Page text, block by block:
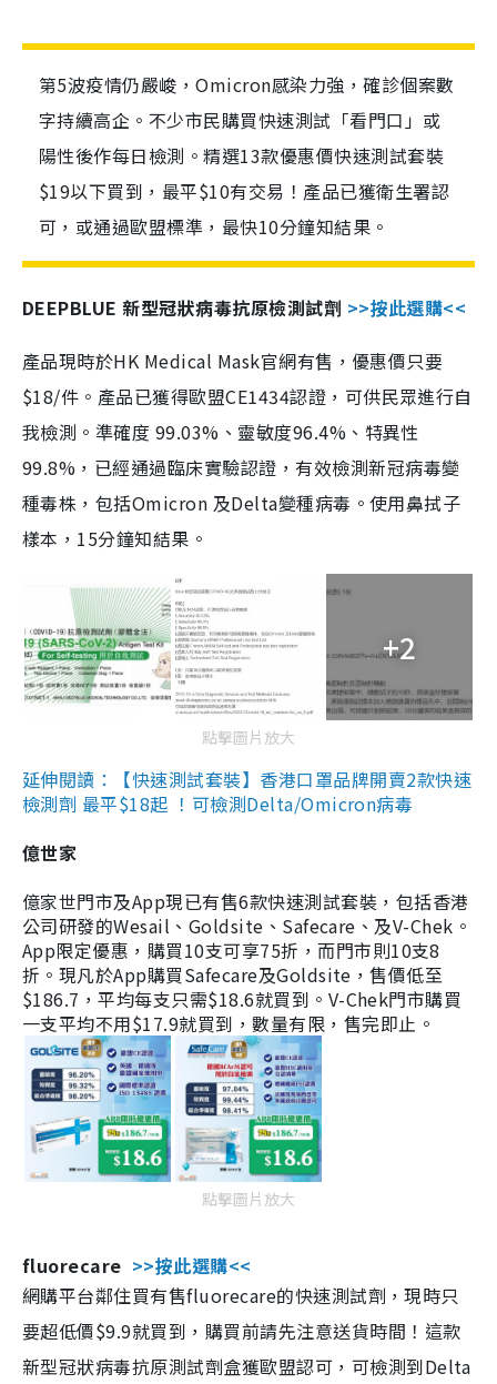
第5波疫情仍嚴峻，Omicron感染力強，確診個案數
字持續高企。不少市民購買快速測試「看門口」或
陽性後作每日檢測。精選13款優惠價快速測試套裝
$19以下買到，最平$10有交易！產品已獲衛生署認
可，或通過歐盟標準，最快10分鐘知結果。
DEEPBLUE 新型冠狀病毒抗原檢測試劑 >>按此選購<<
產品現時於HK Medical Mask官網有售，優惠價只要
$18/件。產品已獲得歐盟CE1434認證，可供民眾進行自
我檢測。準確度 99.03%、靈敏度96.4%、特異性
99.8%，已經通過臨床實驗認證，有效檢測新冠病毒變
種毒株，包括Omicron 及Delta變種病毒。使用鼻拭子
樣本，15分鐘知結果。
+2
點擊圖片放大
延伸閱讀：【快速測試套裝】香港口罩品牌開賣2款快速
檢測劑 最平$18起 ！可檢測Delta/Omicron病毒
億世家
億家世門市及App現已有售6款快速測試套裝，包括香港
公司研發的Wesail、Goldsite、Safecare、及V-Chek。
App限定優惠，購買10支可享75折，而門市則10支8
折。現凡於App購買Safecare及Goldsite，售價低至
$186.7，平均每支只需$18.6就買到。V-Chek門市購買
一支平均不用$17.9就買到，數量有限，售完即止。
點擊圖片放大
fluorecare >>按此選購<<
網購平台鄰住買有售fluorecare的快速測試劑，現時只
要超低價$9.9就買到，購買前請先注意送貨時間！這款
新型冠狀病毒抗原測試劑盒獲歐盟認可，可檢測到Delta